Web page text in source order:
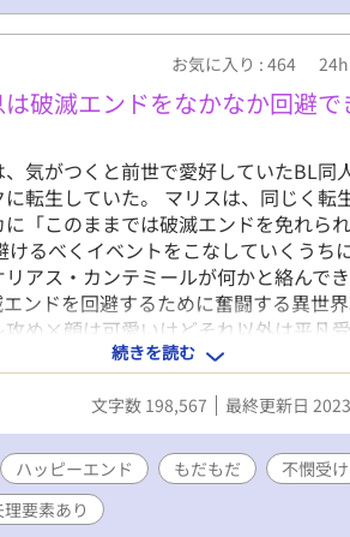
お気に入り : 464
破滅エンドをなかなか回避で
気がつくと前世で愛好していたBL同
転生していた。 マリスは、同じく転
「このままでは破滅エンドを免れら
けるべくイベントをこなしていくうち
リアス・カンテミールが何かと絡ん
ンドを回避するために奮闘する異世界
攻め×顔は可愛いけどそれ以外は平凡
が長いです。 嫌い→好き、もだもだ展
エロ描写には*をつけております。
ります。 ※本番はセオリアスだけです
ます。 ※無理矢理・残酷描写があり
な点等何かありましたらお気軽にお
続きを読む
文字数 198,567 最終更新日
ハッピーエンド もだもだ 不憫受け
要素あり